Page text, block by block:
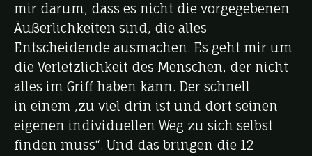
mir darum, dass es nicht die vorgegebenen
Äußerlichkeiten sind, die alles
Entscheidende ausmachen. Es geht mir um
die Verletzlichkeit des Menschen, der nicht
alles im Griff haben kann. Der schnell
in einem ‚zu viel drin ist und dort seinen
eigenen individuellen Weg zu sich selbst
finden muss“. Und das bringen die 12